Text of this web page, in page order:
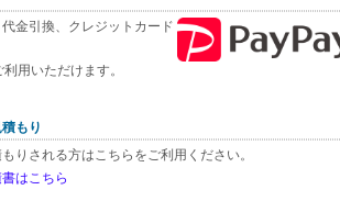
金引換、クレジットカード
利用いただけます。
もり
りされる方はこちらをご利用ください。
書はこちら